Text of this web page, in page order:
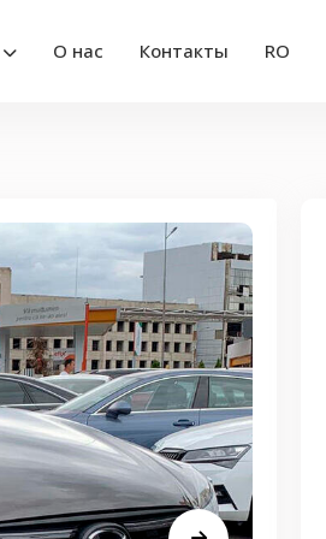
О нас Контакты RO